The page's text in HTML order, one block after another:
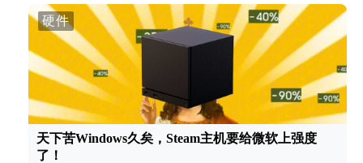
硬件
天下苦Windows久矣，Steam主机要给微软上强度
了！